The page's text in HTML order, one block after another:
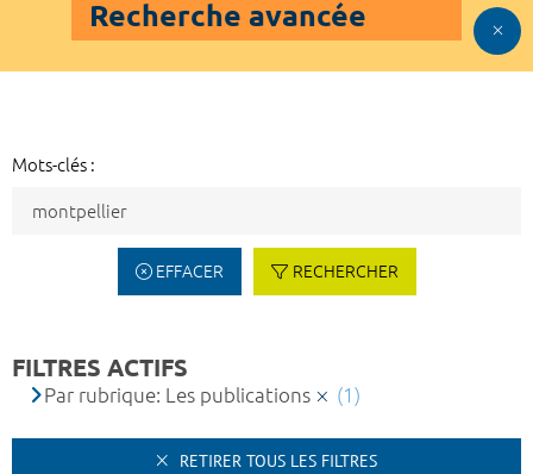
Recherche avancée
Mots-clés :
EFFACER RECHERCHER
FILTRES ACTIFS
Par rubrique: Les publications (1)
RETIRER TOUS LES FILTRES